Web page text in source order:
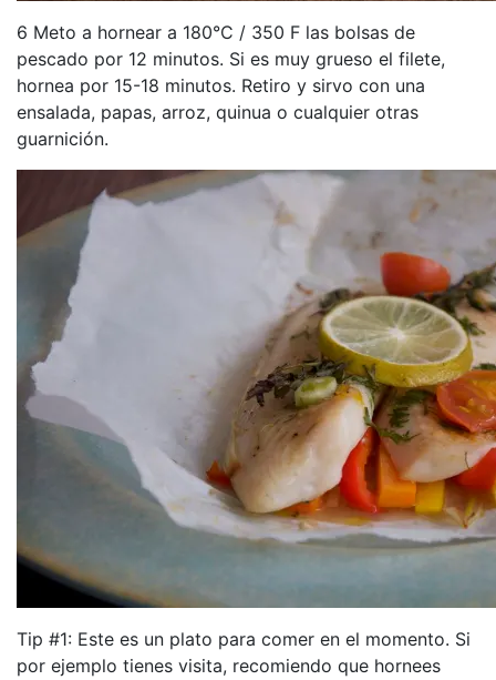
6 Meto a hornear a 180°C / 350 F las bolsas de
pescado por 12 minutos. Si es muy grueso el filete,
hornea por 15-18 minutos. Retiro y sirvo con una
ensalada, papas, arroz, quinua o cualquier otras
guarnición.
Tip #1: Este es un plato para comer en el momento. Si
por ejemplo tienes visita, recomiendo que hornees